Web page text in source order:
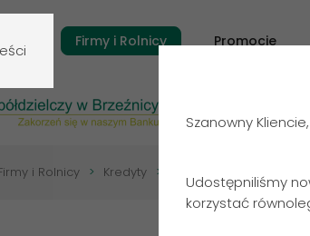
Firmy i Rolnicy Promocje
i Rolnicy Kredyty Gwarancje de minimis
Szanowny Kliencie,
Udostępniliśmy
korzystać